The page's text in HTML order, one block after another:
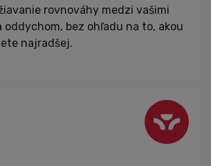
rovnováhy medzi vašimi
oddychom, bez ohľadu na to, akou
najradšej.